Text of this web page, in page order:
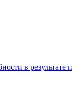
в результате